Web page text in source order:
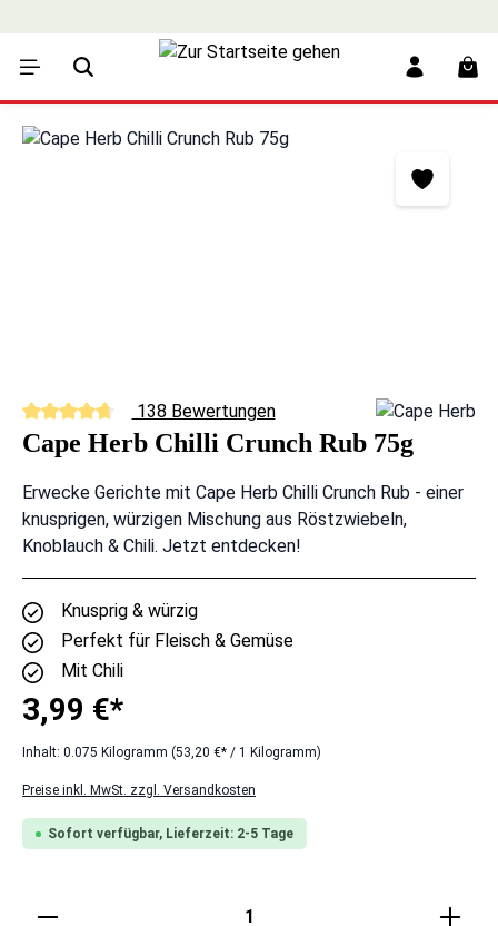
Bildergalerie überspringen
Durchschnittliche Bewertung von 4.8 von 5 Sternen
138 Bewertungen
Cape Herb Chilli Crunch Rub 75g
Erwecke Gerichte mit Cape Herb Chilli Crunch Rub - einer
knusprigen, würzigen Mischung aus Röstzwiebeln,
Knoblauch & Chili. Jetzt entdecken!
Knusprig & würzig
Perfekt für Fleisch & Gemüse
Mit Chili
3,99 €*
Inhalt: 0.075 Kilogramm (53,20 €* / 1 Kilogramm)
Preise inkl. MwSt. zzgl. Versandkosten
Sofort verfügbar, Lieferzeit: 2-5 Tage
Produkt Anzahl: Gib den gewünschten